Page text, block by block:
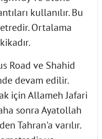
kullanılır. Bu
Ortalama
Road ve Shahid
devam edilir.
için Allameh Jafari
sonra Ayatollah
Tahran'a varılır.